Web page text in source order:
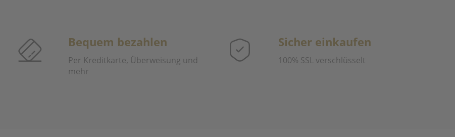
Bequem bezahlen
Per Kreditkarte, Überweisung und
mehr
Sicher einkaufen
100% SSL verschlüsselt